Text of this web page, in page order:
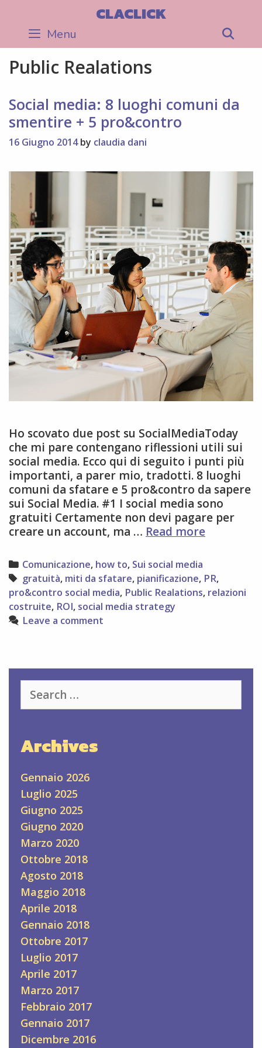
content
CLACLICK
Menu
Public Realations
Social media: 8 luoghi comuni da
smentire + 5 pro&contro
16 Giugno 2014 by claudia dani
Ho scovato due post su SocialMediaToday
che mi pare contengano riflessioni utili sui
social media. Ecco qui di seguito i punti più
importanti, a parer mio, tradotti. 8 luoghi
comuni da sfatare e 5 pro&contro da sapere
sui Social Media. #1 I social media sono
gratuiti Certamente non devi pagare per
creare un account, ma … Read moreSocial
luoghi
comuni
da
Categories
Comunicazione, how to, Sui social media
Tags
gratuità, miti da sfatare, pianificazione, PR,
pro&contro social media, Public Realations, relazioni
costruite, ROI, social media strategy
Leave a comment
for:
Archives
Gennaio 2026
Luglio 2025
Giugno 2025
Giugno 2020
Marzo 2020
Ottobre 2018
Agosto 2018
Maggio 2018
Aprile 2018
Gennaio 2018
Ottobre 2017
Luglio 2017
Aprile 2017
Marzo 2017
Febbraio 2017
Gennaio 2017
Dicembre 2016